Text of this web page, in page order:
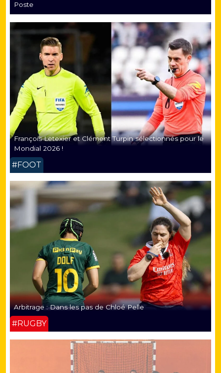
Poste
François Letexier et Clément Turpin sélectionnés pour le
Mondial 2026 !
#FOOT
Arbitrage : Dans les pas de Chloé Pelle
#RUGBY